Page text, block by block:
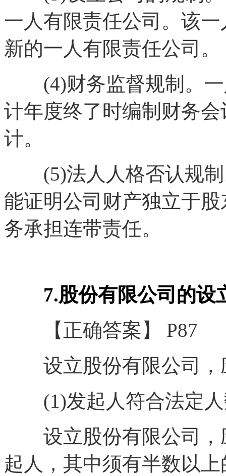
一人有限责任公司。该
新的一人有限责任公司。
(4)财务监督规制。一
计年度终了时编制财务
计。
(5)法人人格否认规制
能证明公司财产独立于
务承担连带责任。
7.股份有限公司的设
【正确答案】 P87
设立股份有限公司，
(1)发起人符合法定人
设立股份有限公司，
起人，其中须有半数以